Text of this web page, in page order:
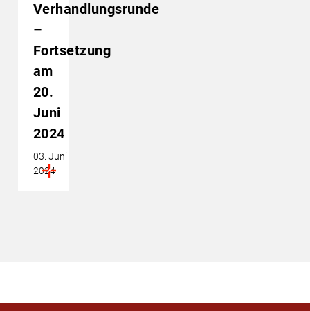
Verhandlungsrunde
–
Fortsetzung
am
20.
Juni
2024
03. Juni
2024